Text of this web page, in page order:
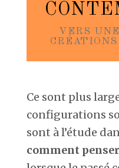
VERS
Ce sont plus
configurations
sont à l’étude
comment